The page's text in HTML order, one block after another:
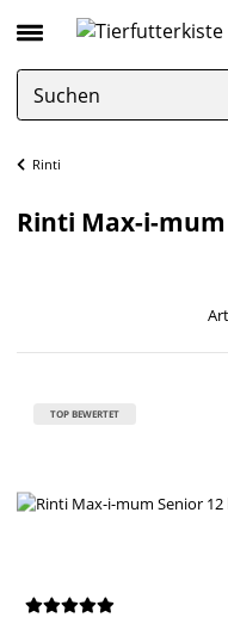
Rinti
Rinti Max-i-
TOP BEWERTET